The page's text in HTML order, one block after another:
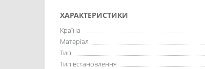
ХАРАКТЕРИСТИКИ
Країна
Матеріал
Тип
Тип встановлення